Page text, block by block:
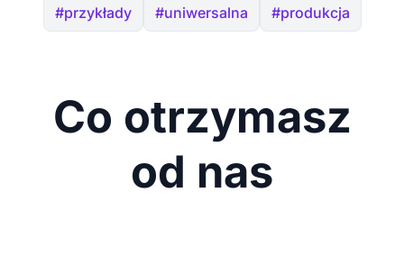
#przykłady #uniwersalna #produkcja
Co otrzymasz
od nas